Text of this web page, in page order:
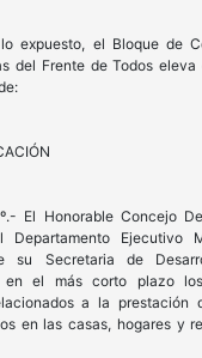
expuesto, el Bloque de
del Frente de Todos eleva
El Honorable Concejo
Departamento Ejecutivo
su Secretaria de
en el más corto plazo
a la prestación
en las casas, hogares y